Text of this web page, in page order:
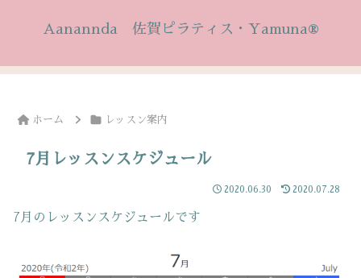
Aanannda 佐賀ピラティス・Yamuna®
ホーム レッスン案内
7月レッスンスケジュール
2020.06.30 2020.07.28
7月のレッスンスケジュールです